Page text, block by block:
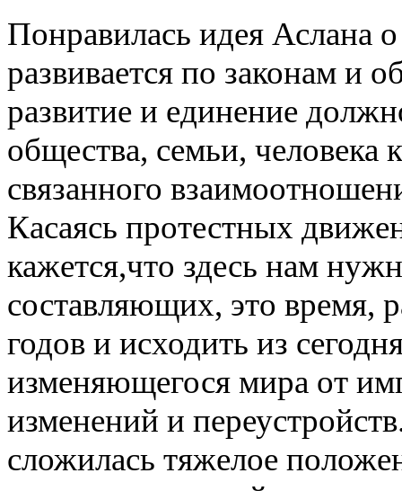
Понравилась идея Аслана
развивается по законам и
развитие и единение
общества, семьи, человека
связанного
Касаясь протестных
кажется,что здесь нам
составляющих, это время,
годов и исходить из
изменяющегося мира от
изменений и
сложилась тяжелое